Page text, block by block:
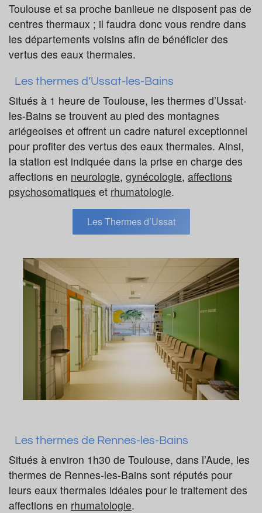
Toulouse et sa proche banlieue ne disposent pas de
centres thermaux ; il faudra donc vous rendre dans
les départements voisins afin de bénéficier des
vertus des eaux thermales.
Les thermes d’Ussat-les-Bains
Situés à 1 heure de Toulouse, les thermes d’Ussat-
les-Bains se trouvent au pied des montagnes
ariégeoises et offrent un cadre naturel exceptionnel
pour profiter des vertus des eaux thermales. Ainsi,
la station est indiquée dans la prise en charge des
affections en neurologie, gynécologie, affections
psychosomatiques et rhumatologie.
Les Thermes d’Ussat
Les thermes de Rennes-les-Bains
Situés à environ 1h30 de Toulouse, dans l’Aude, les
thermes de Rennes-les-Bains sont réputés pour
leurs eaux thermales idéales pour le traitement des
affections en rhumatologie.